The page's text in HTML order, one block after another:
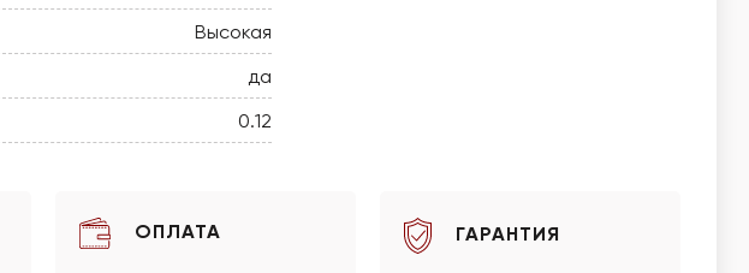
Высокая
да
0.12
ОПЛАТА ГАРАНТИЯ